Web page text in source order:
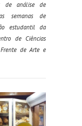
de análise de
semanas de
estudantil da
de Ciências
de Arte e